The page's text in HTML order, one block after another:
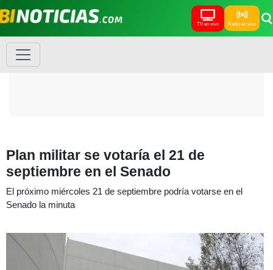
TV en vivo Radio en vivo
Plan militar se votaría el 21 de
septiembre en el Senado
El próximo miércoles 21 de septiembre podría votarse en el
Senado la minuta